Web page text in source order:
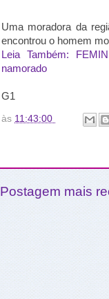
Uma moradora da
encontrou o homem
Leia Também:
namorado
G1
às 11:43:00
Postagem mais